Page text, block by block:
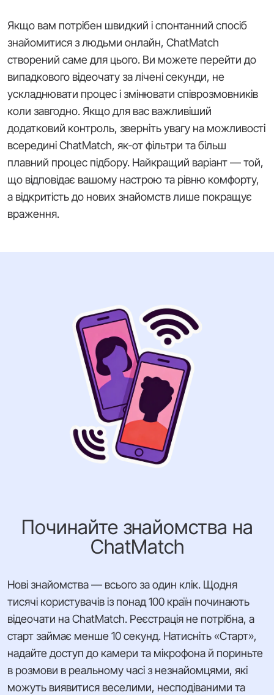
Якщо вам потрібен швидкий і спонтанний спосіб
знайомитися з людьми онлайн, ChatMatch
створений саме для цього. Ви можете перейти до
випадкового відеочату за лічені секунди, не
ускладнювати процес і змінювати співрозмовників
коли завгодно. Якщо для вас важливіший
додатковий контроль, зверніть увагу на можливості
всередині ChatMatch, як-от фільтри та більш
плавний процес підбору. Найкращий варіант — той,
що відповідає вашому настрою та рівню комфорту,
а відкритість до нових знайомств лише покращує
враження.
Починайте знайомства на
ChatMatch
Нові знайомства — всього за один клік. Щодня
тисячі користувачів із понад 100 країн починають
відеочати на ChatMatch. Реєстрація не потрібна, а
старт займає менше 10 секунд. Натисніть «Старт»,
надайте доступ до камери та мікрофона й пориньте
в розмови в реальному часі з незнайомцями, які
можуть виявитися веселими, несподіваними та